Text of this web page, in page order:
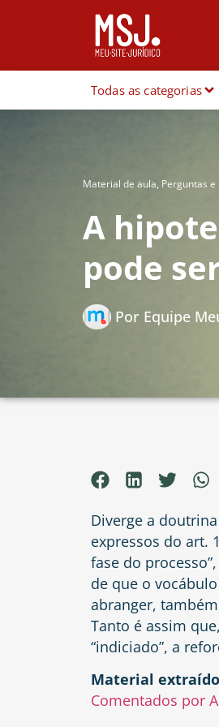
Todas as categorias
Material de aula, Perguntas e
A
pode
Por Equipe
Diverge a
expressos do art.
fase do
de que o
abranger,
Tanto é assim
“indiciado”, a
Material
Comentados por